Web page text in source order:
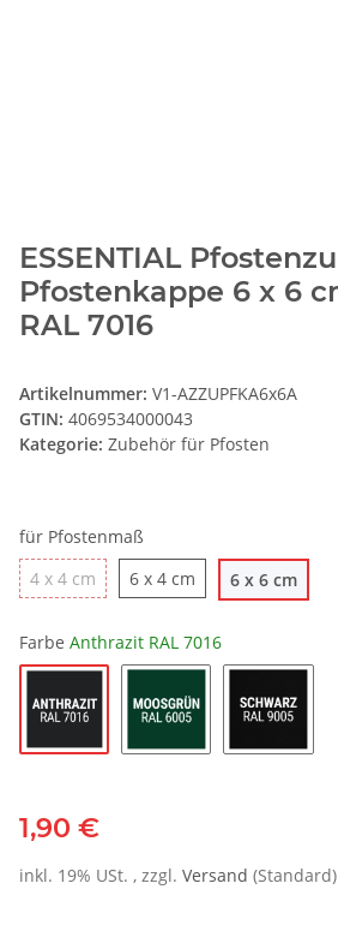
ESSENTIAL
Pfostenkappe 6 x 6
RAL 7016
Artikelnummer: V1-AZZUPFKA6x6A
GTIN: 4069534000043
Kategorie: Zubehör für Pfosten
für Pfostenmaß
4 x 4 cm
6 x 4 cm 6 x 6 cm
Farbe Anthrazit RAL 7016
1,90 €
inkl. 19% USt. , zzgl. Versand (Standard)